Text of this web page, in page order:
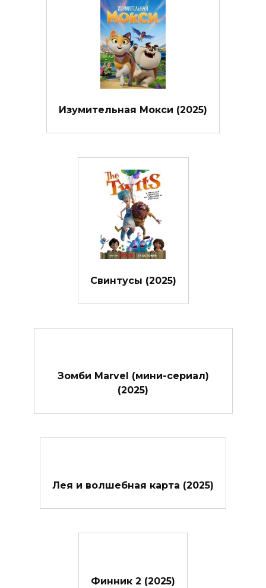
Изумительная Мокси (2025)
Свинтусы (2025)
Зомби Marvel (мини-сериал)
(2025)
Лея и волшебная карта (2025)
Финник 2 (2025)